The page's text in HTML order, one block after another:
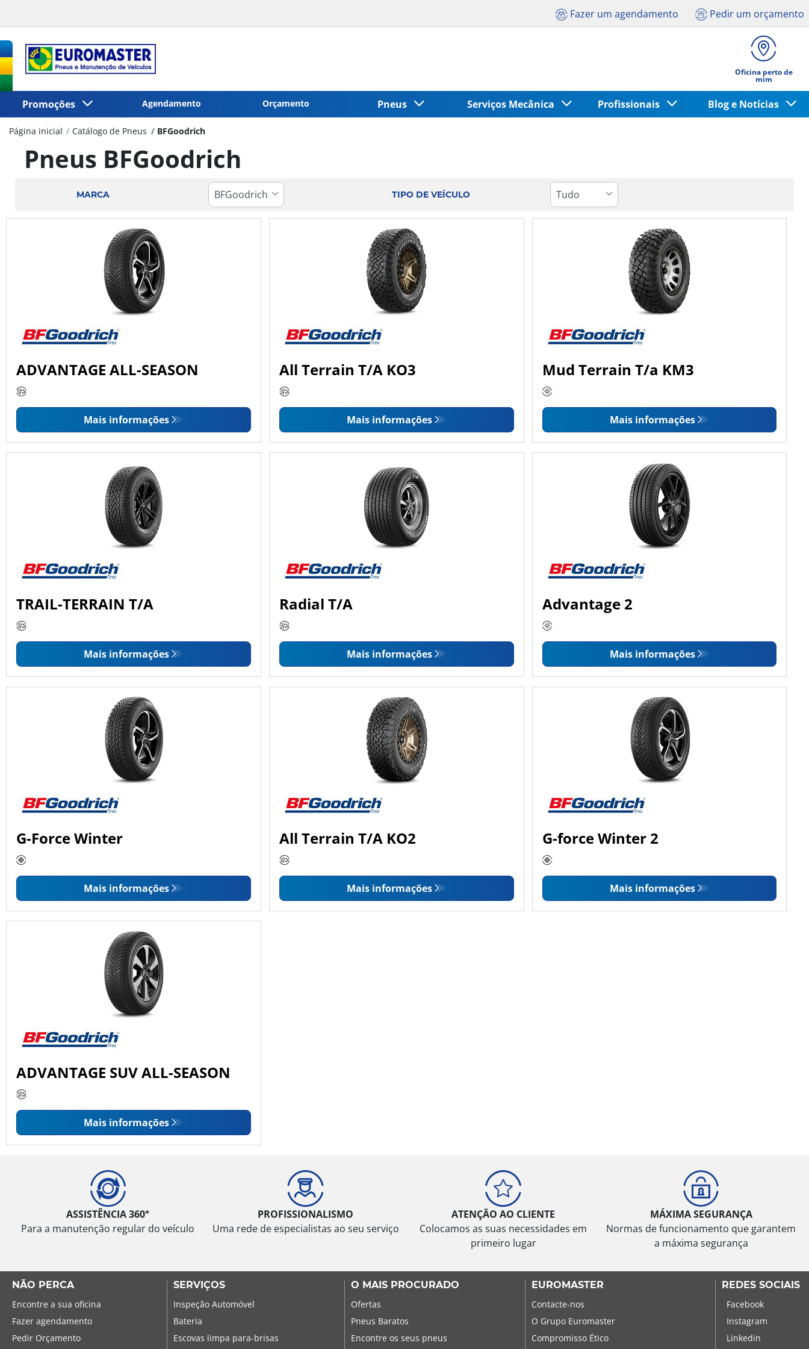
Fazer um agendamento Pedir um orçamento
Oficina perto de
mim
Promoções Agendamento Orçamento Pneus Serviços Mecânica Profissionais Blog e Notícias
Página inicial Catálogo de Pneus BFGoodrich
Pneus BFGoodrich
MARCA TIPO DE VEÍCULO
ADVANTAGE ALL-SEASON
Mais informações
All Terrain T/A KO3
Mais informações
Mud Terrain T/a KM3
Mais informações
TRAIL-TERRAIN T/A
Mais informações
Radial T/A
Mais informações
Advantage 2
Mais informações
G-Force Winter
Mais informações
All Terrain T/A KO2
Mais informações
G-force Winter 2
Mais informações
ADVANTAGE SUV ALL-SEASON
Mais informações
ASSISTÊNCIA 360°
Para a manutenção regular do veículo
PROFISSIONALISMO
Uma rede de especialistas ao seu serviço
ATENÇÃO AO CLIENTE
Colocamos as suas necessidades em
primeiro lugar
MÁXIMA SEGURANÇA
Normas de funcionamento que garantem
a máxima segurança
NÃO PERCA
Encontre a sua oficina
Fazer agendamento
Pedir Orçamento
SERVIÇOS
Inspeção Automóvel
Bateria
Escovas limpa para-brisas
O MAIS PROCURADO
Ofertas
Pneus Baratos
Encontre os seus pneus
EUROMASTER
Contacte-nos
O Grupo Euromaster
Compromisso Ético
REDES SOCIAIS
Facebook
Instagram
Linkedin